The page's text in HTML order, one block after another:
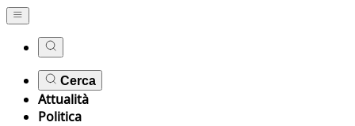
Cerca
Attualità
Politica